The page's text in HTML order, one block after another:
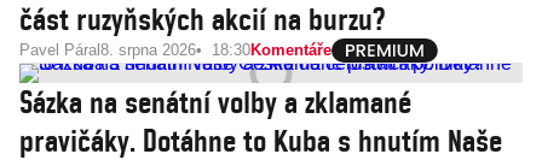
část ruzyňských akcií na burzu?
Pavel Páral 8. srpna 2026 18:30Komentáře
Sázka na senátní volby a zklamané
pravičáky. Dotáhne to Kuba s hnutím Naše